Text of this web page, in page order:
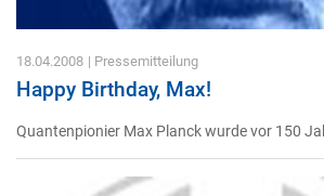
18.04.2008 | Pressemitteilung
Happy Birthday, Max!
Quantenpionier Max Planck wurde vor 150